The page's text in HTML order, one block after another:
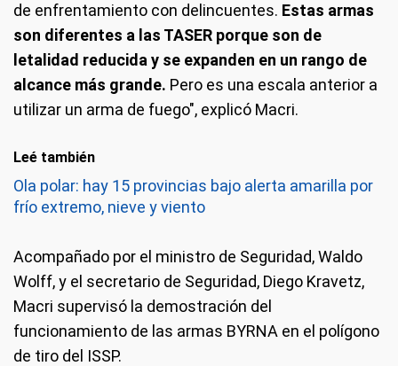
de enfrentamiento con delincuentes. Estas armas
son diferentes a las TASER porque son de
letalidad reducida y se expanden en un rango de
alcance más grande. Pero es una escala anterior a
utilizar un arma de fuego", explicó Macri.
Leé también
Ola polar: hay 15 provincias bajo alerta amarilla por
frío extremo, nieve y viento
Acompañado por el ministro de Seguridad, Waldo
Wolff, y el secretario de Seguridad, Diego Kravetz,
Macri supervisó la demostración del
funcionamiento de las armas BYRNA en el polígono
de tiro del ISSP.